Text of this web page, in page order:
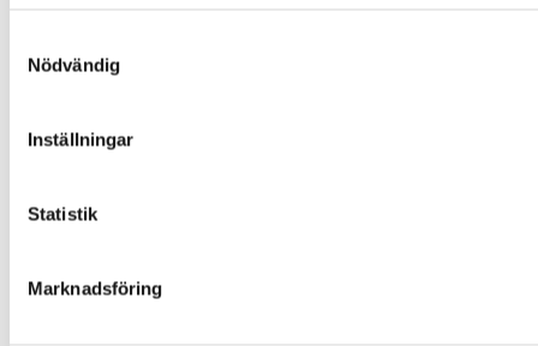
Nödvändig
Inställningar
Statistik
Marknadsföring